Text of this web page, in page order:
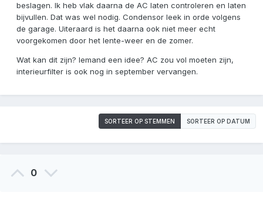
beslagen. Ik heb vlak daarna de AC laten controleren en laten
bijvullen. Dat was wel nodig. Condensor leek in orde volgens
de garage. Uiteraard is het daarna ook niet meer echt
voorgekomen door het lente-weer en de zomer.
Wat kan dit zijn? Iemand een idee? AC zou vol moeten zijn,
interieurfilter is ook nog in september vervangen.
SORTEER OP STEMMEN SORTEER OP DATUM
0